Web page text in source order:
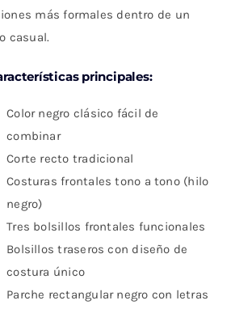
más formales dentro de un
casual.
principales:
Color negro clásico fácil de
combinar
Corte recto tradicional
Costuras frontales tono a tono (hilo
negro)
Tres bolsillos frontales funcionales
Bolsillos traseros con diseño de
costura único
Parche rectangular negro con letras